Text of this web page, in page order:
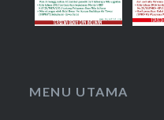
MENU UTAMA